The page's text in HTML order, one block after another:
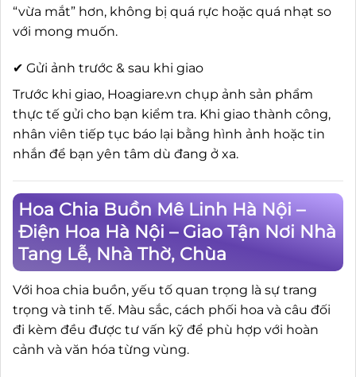
“vừa mắt” hơn, không bị quá rực hoặc quá nhạt so
với mong muốn.
✔ Gửi ảnh trước & sau khi giao
Trước khi giao, Hoagiare.vn chụp ảnh sản phẩm
thực tế gửi cho bạn kiểm tra. Khi giao thành công,
nhân viên tiếp tục báo lại bằng hình ảnh hoặc tin
nhắn để bạn yên tâm dù đang ở xa.
Hoa Chia Buồn Mê Linh Hà Nội –
Điện Hoa Hà Nội – Giao Tận Nơi Nhà
Tang Lễ, Nhà Thờ, Chùa
Với hoa chia buồn, yếu tố quan trọng là sự trang
trọng và tinh tế. Màu sắc, cách phối hoa và câu đối
đi kèm đều được tư vấn kỹ để phù hợp với hoàn
cảnh và văn hóa từng vùng.